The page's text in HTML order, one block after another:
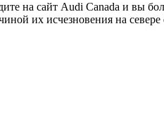
на сайт Audi Canada и вы
их исчезновения на севере